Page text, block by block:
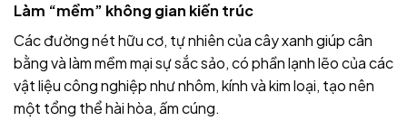
Làm “mềm” không gian kiến trúc
Các đường nét hữu cơ, tự nhiên của cây xanh giúp cân
bằng và làm mềm mại sự sắc sảo, có phần lạnh lẽo của các
vật liệu công nghiệp như nhôm, kính và kim loại, tạo nên
một tổng thể hài hòa, ấm cúng.